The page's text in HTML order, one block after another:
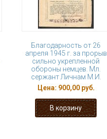
Благодарность от 26
апреля 1945 г. за прорыв
сильно укрепленной
обороны немцев. Мл.
сержант Личнам М.И.
Цена: 900,00 руб.